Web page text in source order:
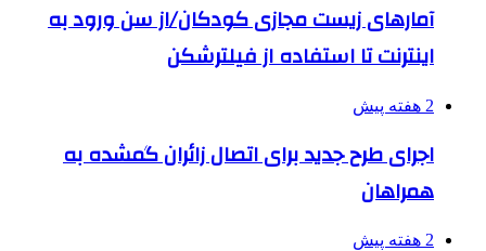
آمارهای زیست مجازی کودکان/از سن ورود به
اینترنت تا استفاده از فیلترشکن
2 هفته پیش
اجرای طرح جدید برای اتصال زائران گمشده به
همراهان
2 هفته پیش